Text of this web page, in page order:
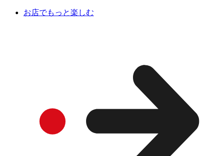
お店でもっと楽しむ